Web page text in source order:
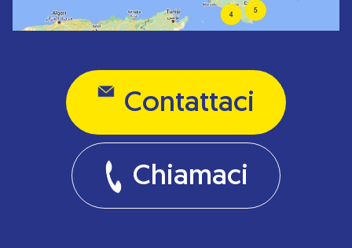
Contattaci
Chiamaci